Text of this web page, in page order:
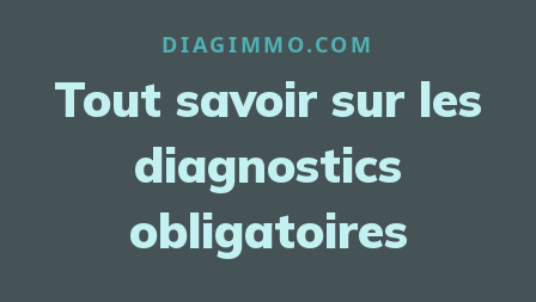
DIAGIMMO.COM
Tout savoir sur les
diagnostics
obligatoires